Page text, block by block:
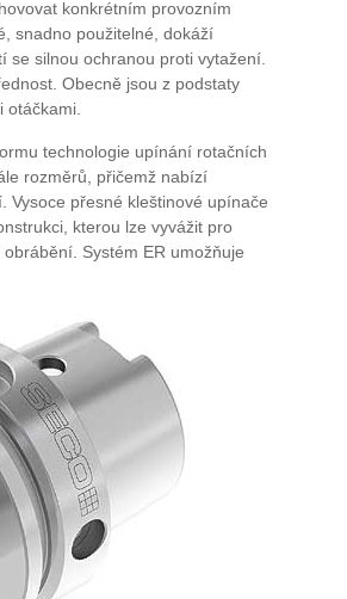
konkrétním provozním
snadno použitelné, dokáží
silnou ochranou proti vytažení.
Obecně jsou z podstaty
technologie upínání rotačních
rozměrů, přičemž nabízí
přesné kleštinové upínače
kterou lze vyvážit pro
Systém ER umožňuje